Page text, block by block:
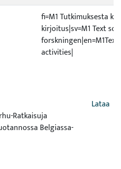
fi=M1 Tutkimuksesta
kirjoitus|sv=M1 Text
activities|
Ratkaisuja
Belgiassa-
Lataa